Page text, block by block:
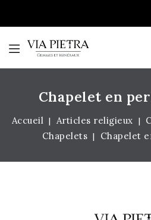
Chapelet en
Accueil Articles religieux
Chapelets
Chapelet